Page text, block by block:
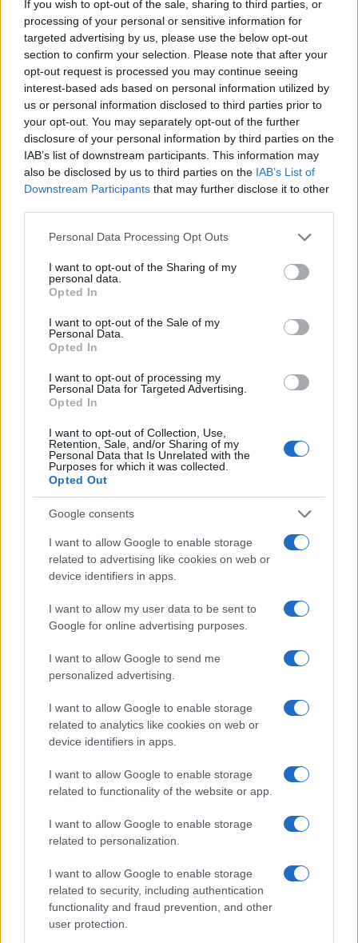
If you wish to opt-out of the sale, sharing to third parties, or
processing of your personal or sensitive information for
targeted advertising by us, please use the below opt-out
section to confirm your selection. Please note that after your
opt-out request is processed you may continue seeing
interest-based ads based on personal information utilized by
us or personal information disclosed to third parties prior to
your opt-out. You may separately opt-out of the further
disclosure of your personal information by third parties on the
IAB’s list of downstream participants. This information may
also be disclosed by us to third parties on the IAB’s List of
Downstream Participants that may further disclose it to other
Please note that this website/app uses one or more Google
not limited to your visit or usage behaviour. You may click to
grant or deny consent to Google and its third-party tags to
use your data for below specified purposes in below Google
consent section.
Personal Data Processing Opt Outs
I want to opt-out of the Sharing of my
personal data.
Opted In
I want to opt-out of the Sale of my
Personal Data.
Opted In
I want to opt-out of processing my
Personal Data for Targeted Advertising.
Opted In
I want to opt-out of Collection, Use,
Retention, Sale, and/or Sharing of my
Personal Data that Is Unrelated with the
Purposes for which it was collected.
Opted Out
Google consents
I want to allow Google to enable storage
related to advertising like cookies on web or
device identifiers in apps.
I want to allow my user data to be sent to
Google for online advertising purposes.
I want to allow Google to send me
personalized advertising.
I want to allow Google to enable storage
related to analytics like cookies on web or
device identifiers in apps.
I want to allow Google to enable storage
related to functionality of the website or app.
I want to allow Google to enable storage
related to personalization.
I want to allow Google to enable storage
related to security, including authentication
functionality and fraud prevention, and other
user protection.
A legtöbb amerikai a terápiás
hitvallásban hisz — Matthew Schmitz a
Neokohnnak
Az American Greatness cikkemegjegyzi, hogy
az FD-1023-as nyomtatványban szereplő
informátor vádjai eddig a legsúlyosabbak Joe
Biden ellen. A republikánusok már évek óta
vádolták a családot azzal, hogy visszaéltek
emlékezetes maga Donald Trump is Bidenék
ügyeiben szeretett volna nyomozást kérni, a
hírhedt Zelenszkijjel folytatott telefonhívás
során, amely miatt a demokraták
korrupciós gyanút az keltette fel, hogy Biden
nyíltan büszkélkedett azzal, hogy
alelnökként befolyását felhasználva elérte
Ukrajna akkori főügyészének, Viktor Sokinnak
a kirúgását. Mindeközben fia Hunter Biden
minden tapasztalat nélkül beült a Burisma
gázcég igazgatói tanácsába. Azonban a
demokraták többször leszögezték, hogy
Sokin kirúgása nem a Burisma miatti
potenciális nyomozás miatt történt.
Victor Davis Hanson, amerikai történész
Megyn Kelly podcastjében elmondta, hogy
szerinte több dolog is van az üggyel
kapcsolatosan, amit érdemes kiemelni.
Először is, hogy az FBI igazgatója
Christopher Wrey nem akarta átadni a
dokumentumot a republikánusoknak, akik
bekérték azt. Hanson megjegyzi, hogy
korábban Steve Bannon-t (Trump korábbi
tanácsadóját) pont azért ítélték el mert
visszautasított egy kongresszusi idézést.
Emiatt új precedens jött létre, ami miatt Wrey
végül kénytelen volt átadni a papírokat. A
másik furcsaság Hanson szerint, hogy a
kétoldalas dokumentum nem volt minősített